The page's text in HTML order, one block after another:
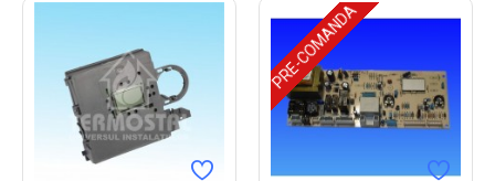
PRE-COMANDA